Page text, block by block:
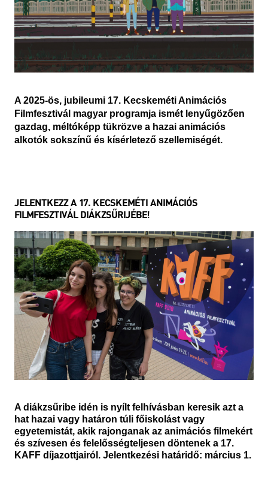
A 2025-ös, jubileumi 17. Kecskeméti Animációs
Filmfesztivál magyar programja ismét lenyűgözően
gazdag, méltóképp tükrözve a hazai animációs
alkotók sokszínű és kísérletező szellemiségét.
JELENTKEZZ A 17. KECSKEMÉTI ANIMÁCIÓS
FILMFESZTIVÁL DIÁKZSŰRIJÉBE!
A diákzsűribe idén is nyílt felhívásban keresik azt a
hat hazai vagy határon túli főiskolást vagy
egyetemistát, akik rajonganak az animációs filmekért
és szívesen és felelősségteljesen döntenek a 17.
KAFF díjazottjairól. Jelentkezési határidő: március 1.